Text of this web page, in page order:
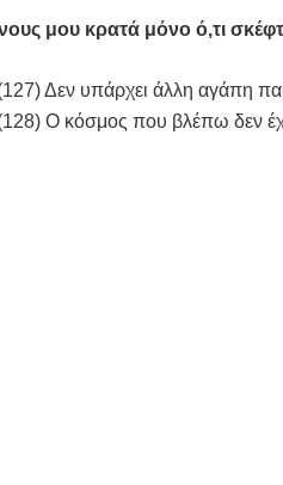
μου κρατά μόνο ό,τι
Δεν υπάρχει άλλη αγάπη
Ο κόσμος που βλέπω δεν